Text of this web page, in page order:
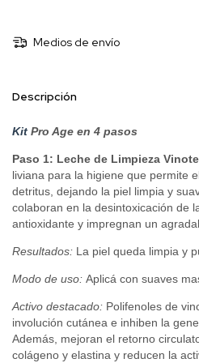
Medios de envío
Descripción
Kit Pro Age en 4 pasos
Paso 1: Leche de Limpieza
liviana para la higiene que permite
detritus, dejando la piel limpia y
colaboran en la desintoxicación de
antioxidante y impregnan un
Resultados: La piel queda limpia y
Modo de uso: Aplicá con suaves
Activo destacado: Polifenoles de
involución cutánea e inhiben la
Además, mejoran el retorno
colágeno y elastina y reducen la